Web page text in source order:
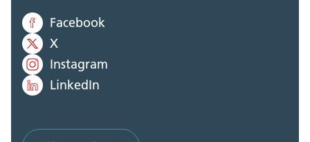
Facebook
X
Instagram
LinkedIn